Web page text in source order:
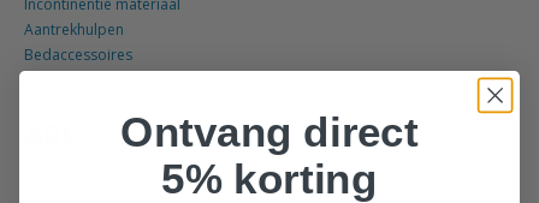
Incontinentie materiaal
Aantrekhulpen
Bedaccessoires
Ontvang direct
5% korting